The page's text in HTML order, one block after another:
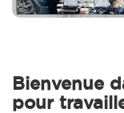
Bienvenue
pour